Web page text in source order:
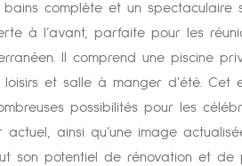
complète et un
à l’avant, parfaite pour les
Il comprend une piscine
et salle à manger d’été. Cet
possibilités pour les
ainsi qu’une image
son potentiel de rénovation et de